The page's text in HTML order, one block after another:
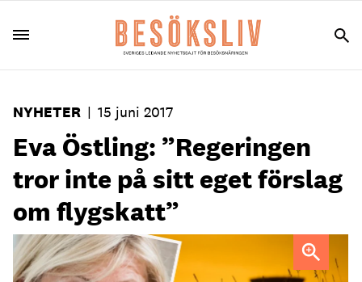
NYHETER | 15 juni 2017
Eva Östling: ”Regeringen
tror inte på sitt eget förslag
om flygskatt”
Visitas Eva Östling ser sänkningen som ett bevis på att
regeringen inte tror på sitt eget förslag om flygskatt.